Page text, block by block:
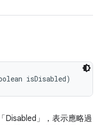
isDisabled)
Disabled」，表示應略過